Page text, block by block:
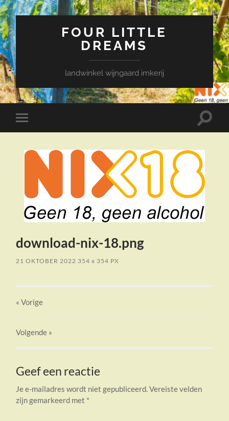
FOUR LITTLE
DREAMS
landwinkel wijngaard imkerij
Toggle
mobiel
Toggle
download-nix-18.png
21 OKTOBER 2022 354x 354 PX
« Vorige
Volgende »
Geef een reactie
Je e-mailadres wordt niet gepubliceerd. Vereiste velden
zijn gemarkeerd met *